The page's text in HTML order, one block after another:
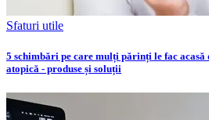
Sfaturi utile
5 schimbări pe care mulți părinți le fac
atopică - produse și soluții